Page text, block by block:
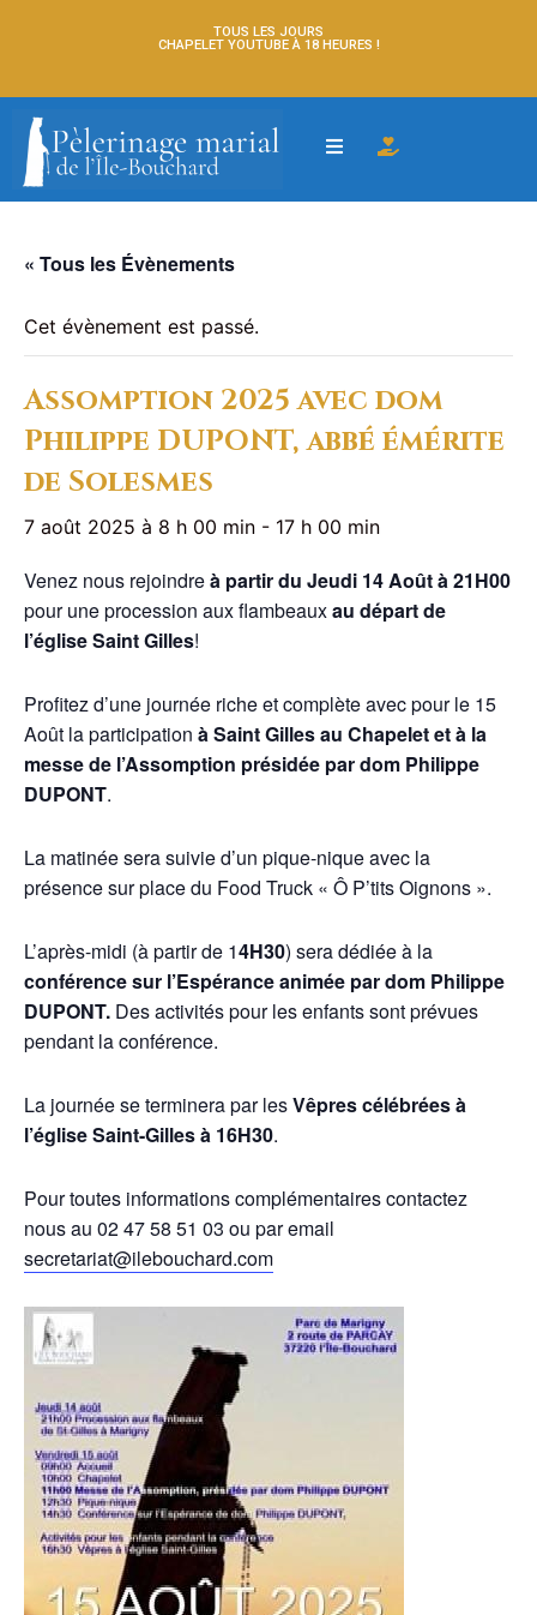
TOUS LES JOURS
CHAPELET YOUTUBE À 18 HEURES !
« Tous les Évènements
Cet évènement est passé.
Assomption 2025 avec dom
Philippe DUPONT, abbé émérite
de Solesmes
7 août 2025 à 8 h 00 min - 17 h 00 min
Venez nous rejoindreà partir du Jeudi 14 Août à 21H00
pour une procession aux flambeauxau départ de
l’église Saint Gilles!
Profitez d’une journée riche et complète avec pour le 15
Août la participation à Saint Gilles au Chapelet et à la
messe de l’Assomption présidée par dom Philippe
DUPONT.
La matinée sera suivie d’un pique-nique avec la
présence sur place du Food Truck « Ô P’tits Oignons ».
L’après-midi (à partir de 14H30) sera dédiée à la
conférence sur l’Espérance animée pardom Philippe
DUPONT. Des activités pour les enfants sont prévues
pendant la conférence.
La journée se terminera par lesVêpres célébrées à
l’église Saint-Gilles à 16H30.
Pour toutes informations complémentaires contactez
nous au 02 47 58 51 03 ou par email
secretariat@ilebouchard.com